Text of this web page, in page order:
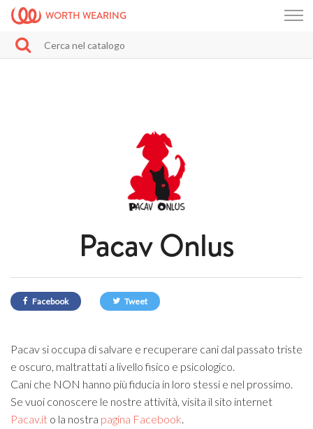
WORTH WEARING
Pacav Onlus
Facebook Tweet
Pacav si occupa di salvare e recuperare cani dal passato triste
e oscuro, maltrattati a livello fisico e psicologico.
Cani che NON hanno più fiducia in loro stessi e nel prossimo.
Se vuoi conoscere le nostre attività, visita il sito internet
Pacav.it o la nostra pagina Facebook.